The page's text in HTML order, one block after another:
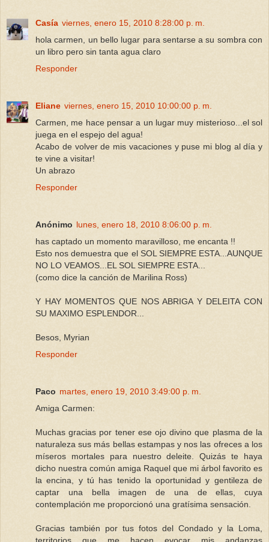
Casía viernes, enero 15, 2010 8:28:00 p. m.
hola carmen, un bello lugar para sentarse a su sombra con
un libro pero sin tanta agua claro
Responder
Eliane viernes, enero 15, 2010 10:00:00 p. m.
Carmen, me hace pensar a un lugar muy misterioso...el sol
juega en el espejo del agua!
Acabo de volver de mis vacaciones y puse mi blog al día y
te vine a visitar!
Un abrazo
Responder
Anónimo lunes, enero 18, 2010 8:06:00 p. m.
has captado un momento maravilloso, me encanta !!
Esto nos demuestra que el SOL SIEMPRE ESTA...AUNQUE
NO LO VEAMOS...EL SOL SIEMPRE ESTA...
(como dice la canción de Marilina Ross)
Y HAY MOMENTOS QUE NOS ABRIGA Y DELEITA CON
SU MAXIMO ESPLENDOR...
Besos, Myrian
Responder
Paco martes, enero 19, 2010 3:49:00 p. m.
Amiga Carmen:
Muchas gracias por tener ese ojo divino que plasma de la
naturaleza sus más bellas estampas y nos las ofreces a los
míseros mortales para nuestro deleite. Quizás te haya
dicho nuestra común amiga Raquel que mi árbol favorito es
la encina, y tú has tenido la oportunidad y gentileza de
captar una bella imagen de una de ellas, cuya
contemplación me proporcionó una gratísima sensación.
Gracias también por tus fotos del Condado y la Loma,